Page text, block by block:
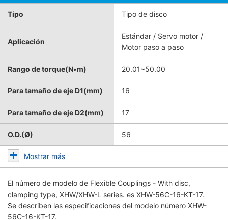
Tipo Tipo de disco
Aplicación
Estándar / Servo motor /
Motor paso a paso
Rango de torque(N•m) 20.01~50.00
Para tamaño de eje D1(mm) 16
Para tamaño de eje D2(mm) 17
O.D.(Ø) 56
Mostrar más
El número de modelo de Flexible Couplings - With disc,
clamping type, XHW/XHW-L series. es XHW-56C-16-KT-17.
Se describen las especificaciones del modelo número XHW-
56C-16-KT-17.